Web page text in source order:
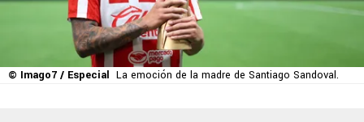
© Imago7 / Especial La emoción de la madre de Santiago Sandoval.